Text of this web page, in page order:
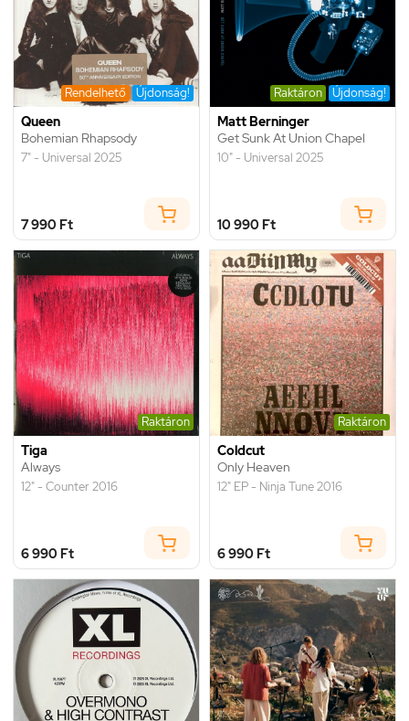
Rendelhető Újdonság!
Queen
Bohemian Rhapsody
7" - Universal 2025
7 990 Ft
Raktáron Újdonság!
Matt Berninger
Get Sunk At Union Chapel
10" - Universal 2025
10 990 Ft
Raktáron
Tiga
Always
12" - Counter 2016
6 990 Ft
Raktáron
Coldcut
Only Heaven
12" EP - Ninja Tune 2016
6 990 Ft